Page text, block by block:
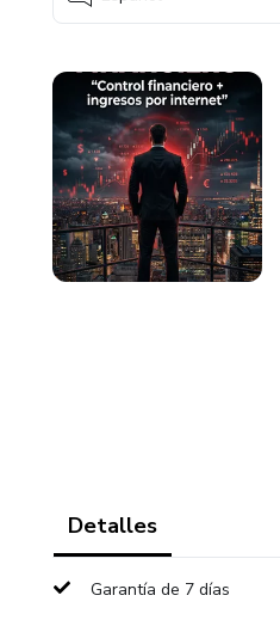
Detalles
Garantía de 7 días